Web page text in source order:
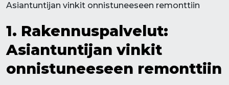
Asiantuntijan vinkit onnistuneeseen remonttiin
1. Rakennuspalvelut:
Asiantuntijan vinkit
onnistuneeseen remonttiin